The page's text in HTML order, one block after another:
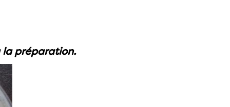
la préparation.